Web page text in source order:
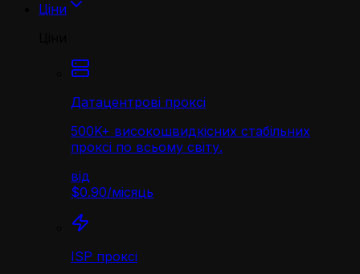
Ціни
Датацентрові проксі
500K+ високошвидкісних стабільних
проксі по всьому світу.
від
$0.90/місяць
ISP проксі